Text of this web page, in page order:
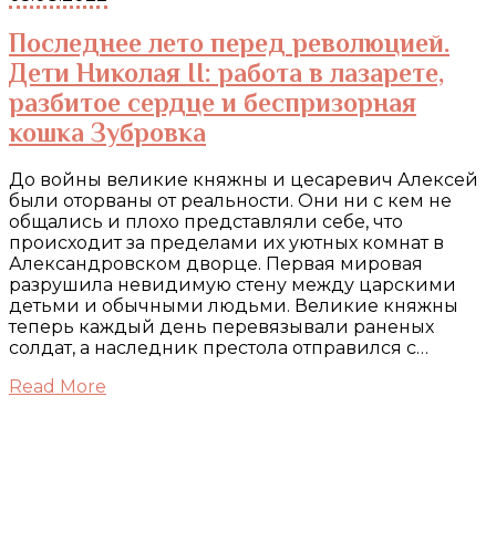
Последнее лето перед революцией.
Дети Николая II: работа в лазарете,
разбитое сердце и беспризорная
кошка Зубровка
До войны великие княжны и цесаревич Алексей
были оторваны от реальности. Они ни с кем не
общались и плохо представляли себе, что
происходит за пределами их уютных комнат в
Александровском дворце. Первая мировая
разрушила невидимую стену между царскими
детьми и обычными людьми. Великие княжны
теперь каждый день перевязывали раненых
солдат, а наследник престола отправился с…
Read More